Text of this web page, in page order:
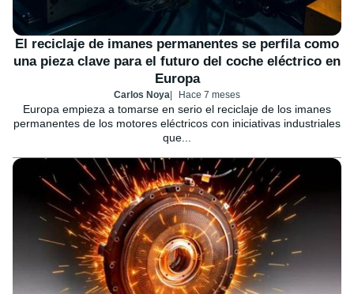
El reciclaje de imanes permanentes se perfila como
una pieza clave para el futuro del coche eléctrico en
Europa
Carlos Noya Hace 7 meses
Europa empieza a tomarse en serio el reciclaje de los imanes
permanentes de los motores eléctricos con iniciativas industriales
que...